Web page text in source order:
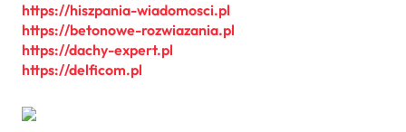
https://hiszpania-wiadomosci.pl
https://betonowe-rozwiazania.pl
https://dachy-expert.pl
https://delficom.pl